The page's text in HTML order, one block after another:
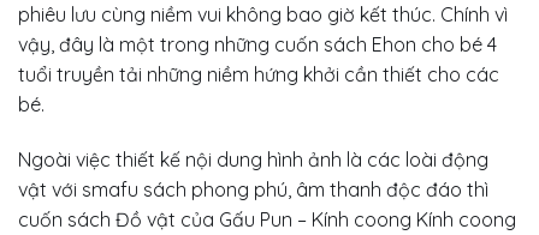
phiêu lưu cùng niềm vui không bao giờ kết thúc. Chính vì
vậy, đây là một trong những cuốn sách Ehon cho bé 4
tuổi truyền tải những niềm hứng khởi cần thiết cho các
bé.
Ngoài việc thiết kế nội dung hình ảnh là các loài động
vật với smafu sách phong phú, âm thanh độc đáo thì
cuốn sách Đồ vật của Gấu Pun – Kính coong Kính coong